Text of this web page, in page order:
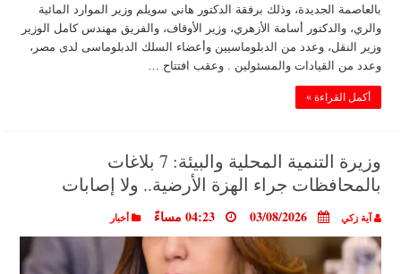
بالعاصمة الجديدة، وذلك برفقة الدكتور هاني سويلم وزير الموارد المائية
والري، والدكتور أسامة الأزهري، وزير الأوقاف، والفريق مهندس كامل الوزير
وزير النقل، وعدد من الدبلوماسيين وأعضاء السلك الدبلوماسى لدى مصر،
وعدد من القيادات والمسئولين . وعقب افتتاح …
أكمل القراءة »
وزيرة التنمية المحلية والبيئة: 7 بلاغات
بالمحافظات جراء الهزة الأرضية.. ولا إصابات
آية زكي 03/08/2026 04:23 مساءً أخبار